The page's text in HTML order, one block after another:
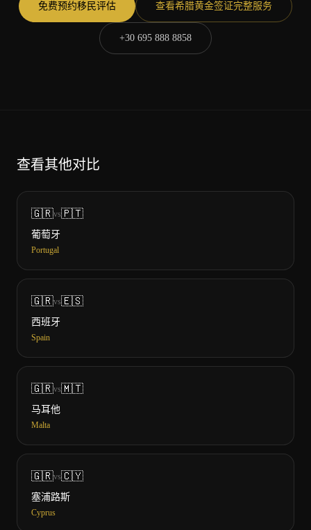
免费预约移民评估 查看希腊黄金签证完整服务
+30 695 888 8858
查看其他对比
🇬🇷vs🇵🇹
葡萄牙
Portugal
🇬🇷vs🇪🇸
西班牙
Spain
🇬🇷vs🇲🇹
马耳他
Malta
🇬🇷vs🇨🇾
塞浦路斯
Cyprus